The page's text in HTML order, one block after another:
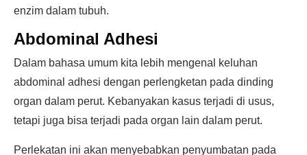
enzim dalam tubuh.
Abdominal Adhesi
Dalam bahasa umum kita lebih mengenal keluhan
abdominal adhesi dengan perlengketan pada dinding
organ dalam perut. Kebanyakan kasus terjadi di usus,
tetapi juga bisa terjadi pada organ lain dalam perut.
Perlekatan ini akan menyebabkan penyumbatan pada